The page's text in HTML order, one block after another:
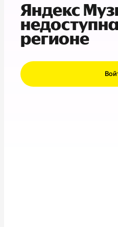
Яндекс
регионе